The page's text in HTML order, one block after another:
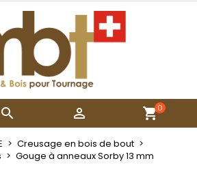
  0
Creusage en bois de bout
Gouge à anneaux Sorby 13 mm
erstellen
sein, um Artikel Ihrer
zu können.
Abbrechen Anmelden